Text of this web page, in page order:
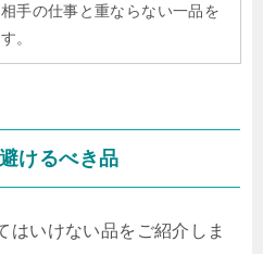
手の仕事と重ならない一品を
。
けるべき品
はいけない品をご紹介しま